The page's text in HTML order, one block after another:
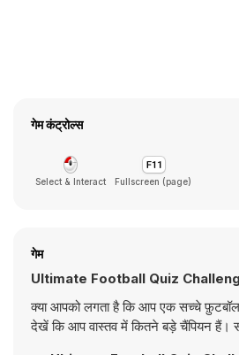
गेम कंट्रोल्स
Select & Interact Fullscreen (page)
गेम
Ultimate Football Quiz
क्या आपको लगता है कि आप एक सच्चे फ़ुटबॉल
देखें कि आप वास्तव में कितने बड़े चैंपियन